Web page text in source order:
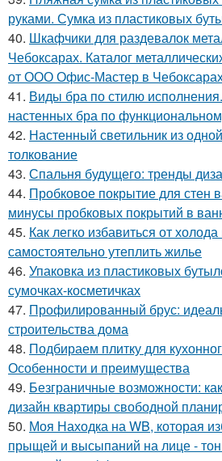
руками. Сумка из пластиковых
40. Шкафчики для раздевалок
Чебоксарах. Каталог
от ООО Офис-Мастер в
41. Виды бра по стилю
настенных бра по
42. Настенный светильник из
толкование
43. Спальня будущего: тренды
44. Пробковое покрытие для стен
минусы пробковых покрытий в
45. Как легко избавиться от
самостоятельно утеплить жилье
46. Упаковка из пластиковых
сумочках-косметичках
47. Профилированный брус:
строительства дома
48. Подбираем плитку для
Особенности и преимущества
49. Безграничные возможности:
дизайн квартиры свободной
50. Моя Находка на WB, которая
прыщей и высыпаний на лице -